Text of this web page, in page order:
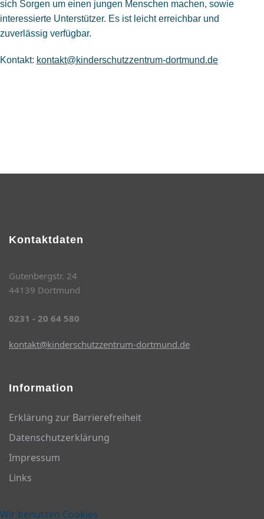
sich Sorgen um einen jungen Menschen machen, sowie
interessierte Unterstützer. Es ist leicht erreichbar und
zuverlässig verfügbar.
Kontakt: kontakt@kinderschutzzentrum-dortmund.de
Kontaktdaten
Gutenbergstr. 24
44139 Dortmund
0231 - 20 64 580
kontakt@kinderschutzzentrum-dortmund.de
Information
Erklärung zur Barrierefreiheit
Datenschutzerklärung
Impressum
Links
Wir benutzen Cookies